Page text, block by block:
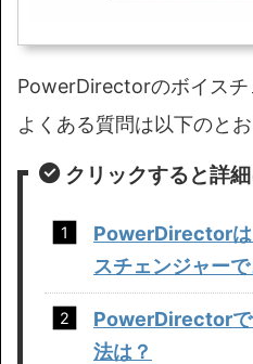
PowerDirectorのボイスチ
よくある質問は以下のとお
クリックすると詳
PowerDirectorは
スチェンジャーで
PowerDirectorで
法は？